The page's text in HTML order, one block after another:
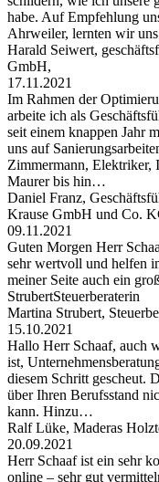
habe. Auf Empfehlung
Ahrweiler, lernten wir
Harald Seiwert,
GmbH,
17.11.2021
Im Rahmen der
arbeite ich als
seit einem knappen Jahr
uns auf
Zimmermann, Elektriker,
Maurer bis hin…
Daniel Franz,
Krause GmbH und Co.
09.11.2021
Guten Morgen Herr
sehr wertvoll und helfen
meiner Seite auch ein
StrubertSteuerberaterin
Martina Strubert,
15.10.2021
Hallo Herr Schaaf, auch
ist,
diesem Schritt gescheut.
über Ihren Berufsstand
kann. Hinzu…
Ralf Lüke, Maderas
20.09.2021
Herr Schaaf ist ein sehr
online – sehr gut